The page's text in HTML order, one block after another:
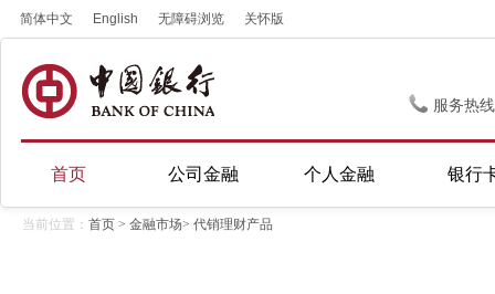
简体中文 English 无障碍浏览 关怀版
服务热
首页 公司金融 个人金融 银行
当前位置： 首页 > 金融市场> 代销理财产品